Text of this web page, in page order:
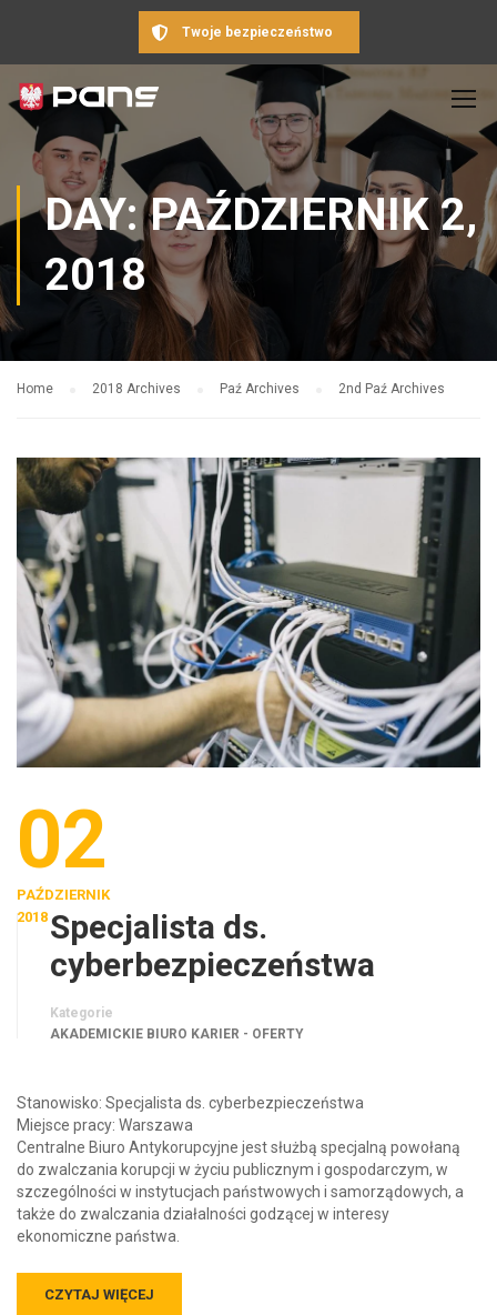
Twoje bezpieczeństwo
DAY: PAŹDZIERNIK 2,
2018
Home 2018 Archives Paź Archives 2nd Paź Archives
02
PAŹDZIERNIK
2018 Specjalista ds.
cyberbezpieczeństwa
Kategorie
AKADEMICKIE BIURO KARIER - OFERTY
Stanowisko: Specjalista ds. cyberbezpieczeństwa
Miejsce pracy: Warszawa
Centralne Biuro Antykorupcyjne jest służbą specjalną powołaną
do zwalczania korupcji w życiu publicznym i gospodarczym, w
szczególności w instytucjach państwowych i samorządowych, a
także do zwalczania działalności godzącej w interesy
ekonomiczne państwa.
CZYTAJ WIĘCEJ